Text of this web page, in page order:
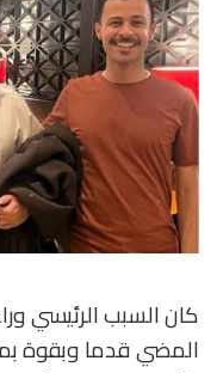
كان السبب الرئيسي
المضي قدما وبقوة